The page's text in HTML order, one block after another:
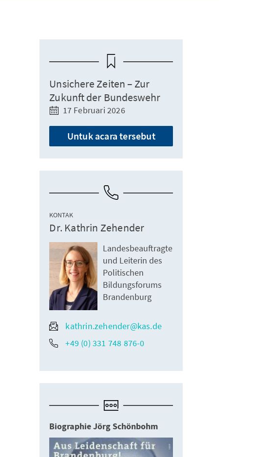
Unsichere Zeiten – Zur
Zukunft der Bundeswehr
17 Februari 2026
Untuk acara tersebut
KONTAK
Dr. Kathrin Zehender
Landesbeauftragte
und Leiterin des
Politischen
Bildungsforums
Brandenburg
kathrin.zehender@kas.de
+49 (0) 331 748 876-0
Biographie Jörg Schönbohm